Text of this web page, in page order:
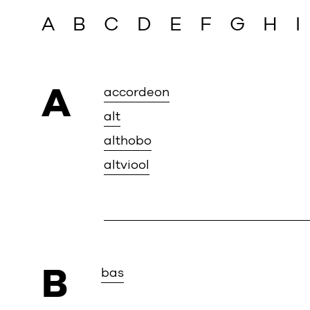
A B C D E F G H
A
accordeon
alt
althobo
altviool
B bas